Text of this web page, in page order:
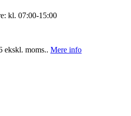
​kl. 07:00-15​:00
ekskl. moms.. Mere info